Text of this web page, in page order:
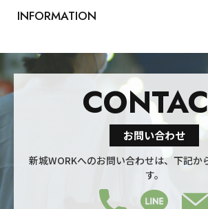
INFORMATION
お問い合わせ
新城WORKへのお問い合わせは、下記か
す。